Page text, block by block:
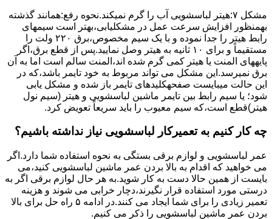
مشکل ۷:ﻫﯿﺘﺮ لباسشویی آب را ﮔﺮم نمیکند.نحوه رﻓﻊ:ﻫﻤﺎﻧﻨﺪ ﮔﺬﺷﺘﻪ
بهمنظور اﻓﺰاﯾﺶ ﺳﺮﻋﺖ ﻋﻤﻞ در مشکلیابی،بهتر است سیمهای
راﺑﻂ ﻫﯿﺘﺮ را ﺟﺪا ﻧﻤﻮده و ﺑﺎ ﯾﮏ ﺳﯿﻢ ﻣﺨﺼﻮص،برق ۲۲۰ ولت را
مستقیماً و برای ۱۰ ﺛﺎﻧﯿﻪ ﺑﻪ ﻫﯿﺘﺮ وصل نمایید.ﭘﺲ از ﻗﻄﻊ ﺑﺮق،اﮔﺮ
پایههای اﻟﻤﻨﺖ یا هیتر کمی ﮔﺮم ﺷﺪه اند،اﻟﻤﻨﺖ ﺳﺎﻟﻢ است اما ﺑﻪ آن
ﺑﺮق نمیرسد.اﯾﻦ ﻣﺸﮑﻞ می تواند مربوط به ﺧﻮد ﺗﺎﯾﻤﺮ باشد،ﮐﻪ در
این حالت میبایست صفحهکلیدهای ﺗﺎﯾﻤﺮ باز شده و مشکل یابی
شود؛ ﯾﺎ ﺳﯿﻢ راﺑﻂ ﺑﯿﻦ ﺗﺎﯾﻤﺮ ماشین لباسشویی و ﻫﯿﺘﺮ (سیم ﻧﻮل
ﻫﯿﺘﺮ)ﻗﻄﻊ اﺳﺖ،ﮐﻪ ﺳﯿﻢ ﻣﻌﯿﻮب را ﺑﺎﯾﺪ سریعاً ﺗﻌﻮﯾﺾ کرد.
چه کار کنیم به تعمیرکار لباسشویی نیاز نداشته باشیم؟
عمر لباسشویی و لوازم برقی بستگی به نحوه استفاده شما دارد.اگر
می خواهید که اقدام به بالا بردن عمر ماشین لباسشویی کنید،می
بایست از همین حالا دست به کار شوید.به هر حال لوازم برقی اگر به
درستی مورد استفاده قرار نگیرند،دچار خرابی می شوند و هزینه
تعمیر زیادی را برای شما ایجاد می کنند.در ادامه ۵ راه حل برای بالا
بردن عمر ماشین لباسشویی را ذکر می کنیم.